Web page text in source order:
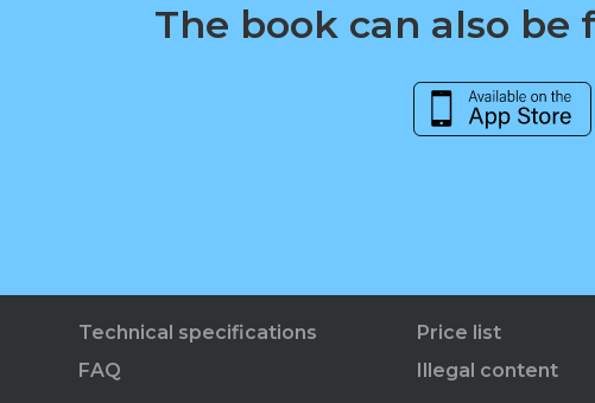
The book can also
Technical specifications
FAQ
Price list
Illegal content